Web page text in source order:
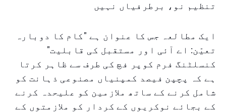
تنظیم نو، برطرفیاں نہیں
ایک مطالعہ جس کا عنوان ہے "کام کا دوبارہ
تعیّن: اے آئی اور مستقبل کی قابلیت"
کنسلٹنگ فرم کوپر فچ کی طرف سے ظاہر کرتا
ہے کہ پچپن فیصد کمپنیاں مصنوعی ذہانت کو
شامل کرنے کے ساتھ ملازمین کو علیحدہ کرنے
کے بجائے نوکریوں کے کردار کو ملازمتوں کے